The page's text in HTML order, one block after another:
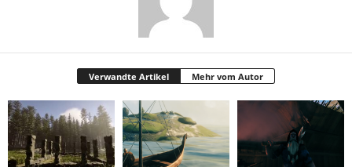
Verwandte Artikel Mehr vom Autor